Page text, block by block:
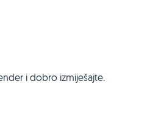
i dobro izmiješajte.